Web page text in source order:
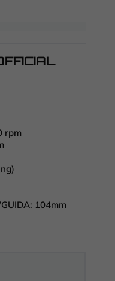
rpm
104mm